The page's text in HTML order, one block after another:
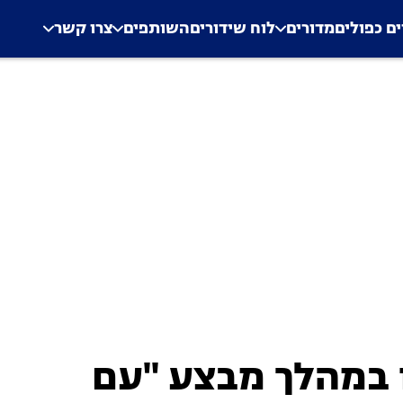
Application error: a
. כפוליםמדורים לוח שידוריםהשותפים צרו קשר
במהלך מבצע "עם